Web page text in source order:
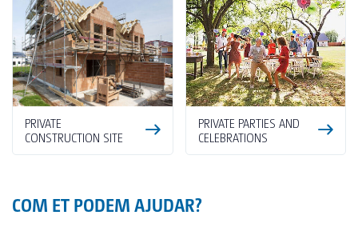
PRIVATE
CONSTRUCTION SITE
PRIVATE PARTIES AND
CELEBRATIONS
COM ET PODEM AJUDAR?